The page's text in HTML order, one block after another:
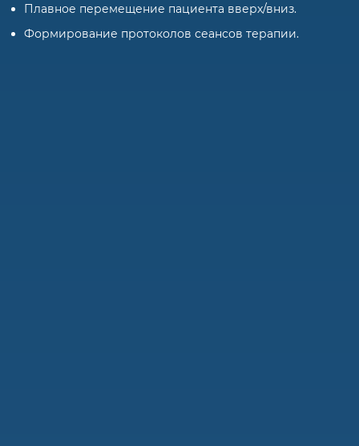
Плавное перемещение пациента вверх/вниз.
Формирование протоколов сеансов терапии.